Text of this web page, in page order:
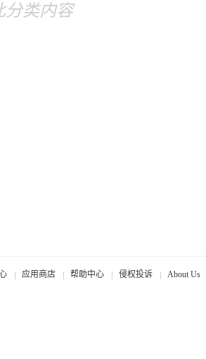
分类内容
应用商店 帮助中心 侵权投诉
About Us